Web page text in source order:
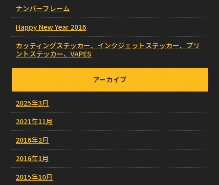
ナンバーフレーム
Happy New Year 2016
カッティングステッカー、インクジェットステッカー、プリ
ントステッカー、VAPES
アーカイブ
2025年3月
2021年11月
2016年2月
2016年1月
2015年10月